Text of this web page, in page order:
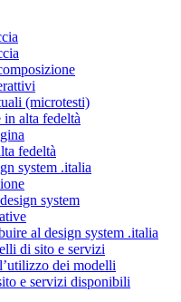
(microtesti)
in alta fedeltà
fedeltà
system .italia
system
al design system .italia
di sito e servizi
dei modelli
e servizi disponibili